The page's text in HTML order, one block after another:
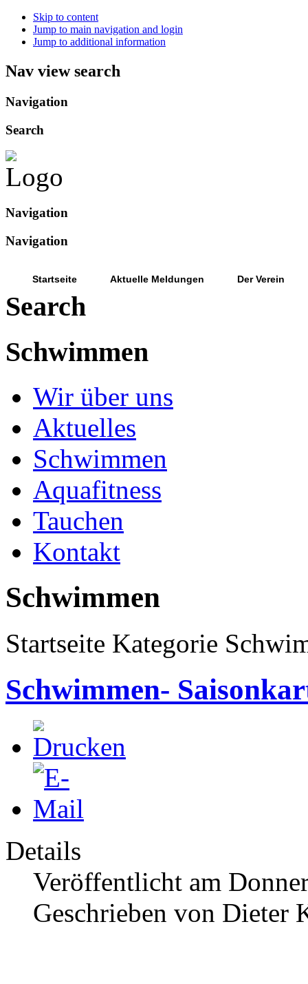
Skip to content
Jump to main navigation and login
Jump to additional information
Nav view search
Navigation
Search
Navigation
Navigation
Startseite Aktuelle Meldungen Der Verein
Search
Schwimmen
Wir über uns
Aktuelles
Schwimmen
Aquafitness
Tauchen
Kontakt
Schwimmen
Startseite Kategorie
Schwimmen-
Details
Veröffentlicht am
Geschrieben von Dieter